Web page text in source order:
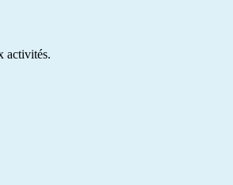
activités.